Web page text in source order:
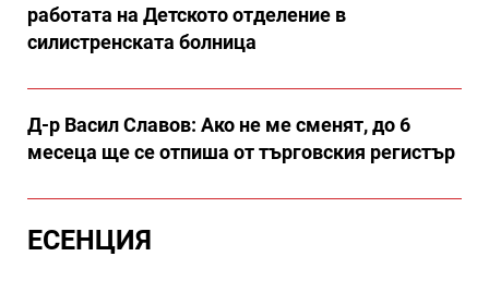
работата на Детското отделение в
силистренската болница
Д-р Васил Славов: Ако не ме сменят, до 6
месеца ще се отпиша от търговския регистър
ЕСЕНЦИЯ